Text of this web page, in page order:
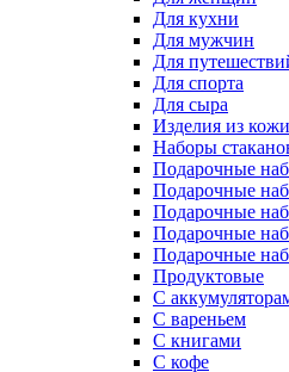
Для кухни
Для мужчин
Для
Для спорта
Для сыра
Изделия из кожи
Наборы
Подарочные
Подарочные
Подарочные
Подарочные
Подарочные
Продуктовые
С
С вареньем
С книгами
С кофе